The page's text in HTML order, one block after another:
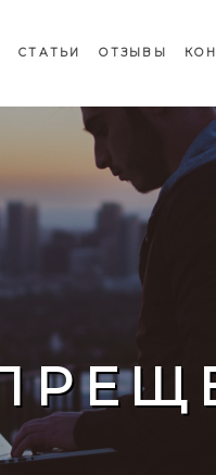
СТАТЬИ ОТЗЫВЫ